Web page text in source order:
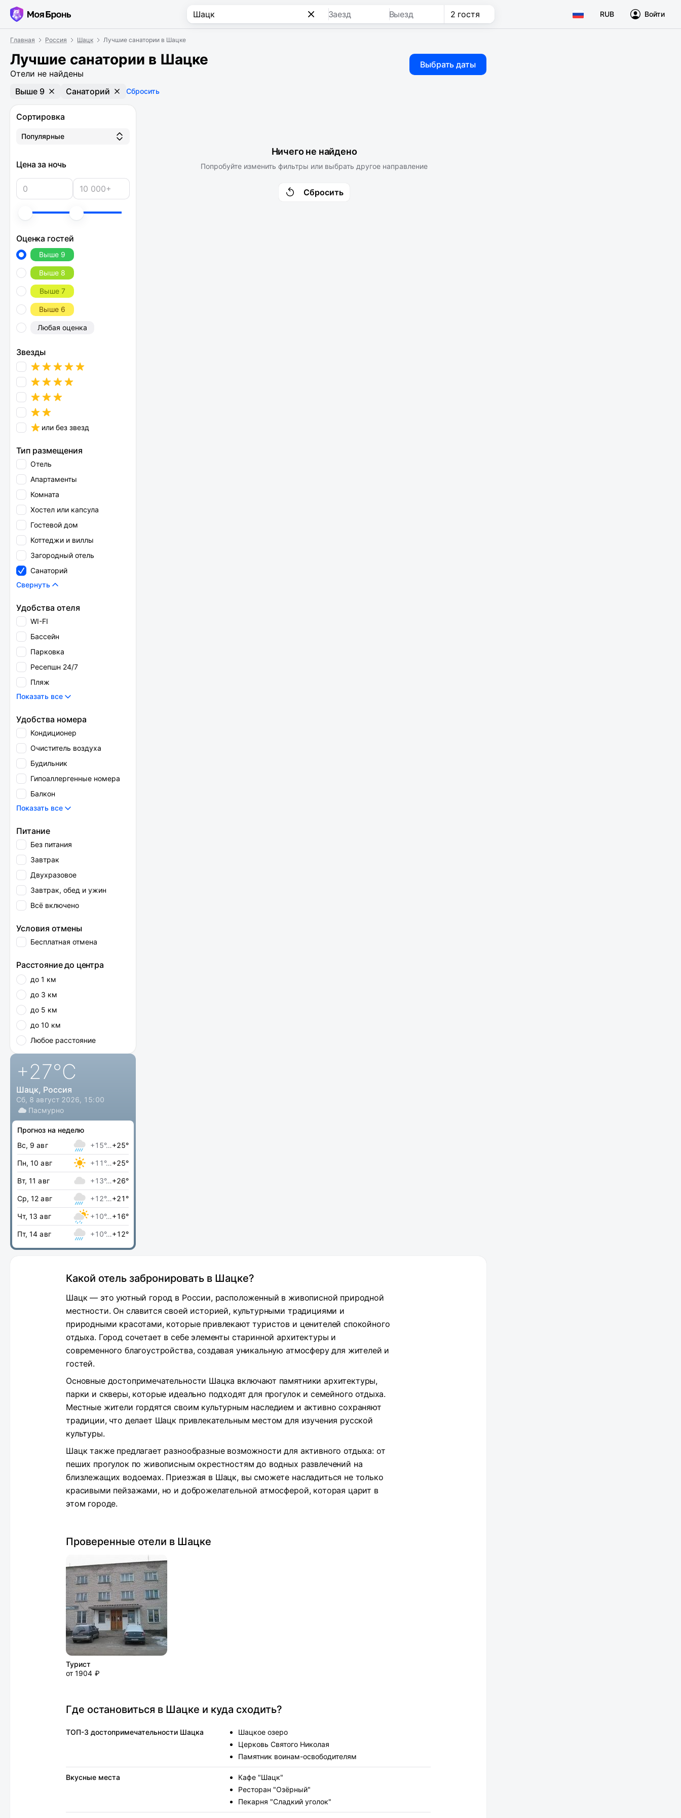
Заезд Выезд 2 гостя RUB Войти
Главная Россия Шацк Лучшие санатории в Шацке
Лучшие санатории в Шацке
Отели не найдены
Выбрать даты
Выше 9 Санаторий Сбросить
Сортировка
Популярные
Цена за ночь
Оценка гостей
Выше 9
Выше 8
Выше 7
Выше 6
Любая оценка
Звезды
или без звезд
Тип размещения
Отель
Апартаменты
Комната
Хостел или капсула
Гостевой дом
Коттеджи и виллы
Загородный отель
Санаторий
Свернуть
Удобства отеля
WI-FI
Бассейн
Парковка
Ресепшн 24/7
Пляж
Показать все
Удобства номера
Кондиционер
Очиститель воздуха
Будильник
Гипоаллергенные номера
Балкон
Показать все
Питание
Без питания
Завтрак
Двухразовое
Завтрак, обед и ужин
Всё включено
Условия отмены
Бесплатная отмена
Расстояние до центра
до 1 км
до 3 км
до 5 км
до 10 км
Любое расстояние
+27°C
Шацк, Россия
Сб, 8 август 2026, 15:00
Пасмурно
Прогноз на неделю
Вс, 9 авг
+15°…+25°
Пн, 10 авг +11°…+25°
Вт, 11 авг +13°…+26°
Ср, 12 авг +12°…+21°
Чт, 13 авг +10°…+16°
Пт, 14 авг +10°…+12°
Ничего не найдено
Попробуйте изменить фильтры или выбрать другое направление
Сбросить
Какой отель забронировать в Шацке?
Шацк — это уютный город в России, расположенный в живописной природной
местности. Он славится своей историей, культурными традициями и
природными красотами, которые привлекают туристов и ценителей спокойного
отдыха. Город сочетает в себе элементы старинной архитектуры и
современного благоустройства, создавая уникальную атмосферу для жителей и
гостей.
Основные достопримечательности Шацка включают памятники архитектуры,
парки и скверы, которые идеально подходят для прогулок и семейного отдыха.
Местные жители гордятся своим культурным наследием и активно сохраняют
традиции, что делает Шацк привлекательным местом для изучения русской
культуры.
Шацк также предлагает разнообразные возможности для активного отдыха: от
пеших прогулок по живописным окрестностям до водных развлечений на
близлежащих водоемах. Приезжая в Шацк, вы сможете насладиться не только
красивыми пейзажами, но и доброжелательной атмосферой, которая царит в
этом городе.
Проверенные отели в Шацке
Турист
от 1904 ₽
Где остановиться в Шацке и куда сходить?
ТОП-3 достопримечательности Шацка
Шацкое озеро
Церковь Святого Николая
Памятник воинам-освободителям
Вкусные места
Кафе "Шацк"
Ресторан "Озёрный"
Пекарня "Сладкий уголок"